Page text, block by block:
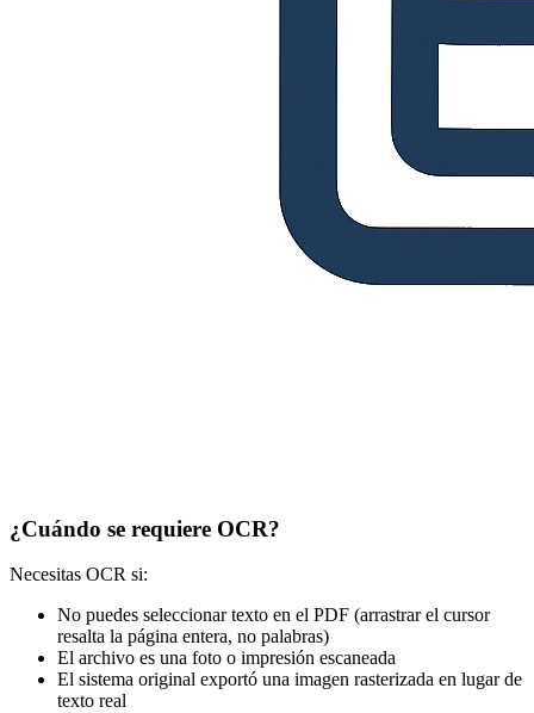
¿Cuándo se requiere OCR?
Necesitas OCR si:
No puedes seleccionar texto en el PDF (arrastrar el cursor
resalta la página entera, no palabras)
El archivo es una foto o impresión escaneada
El sistema original exportó una imagen rasterizada en lugar de
texto real